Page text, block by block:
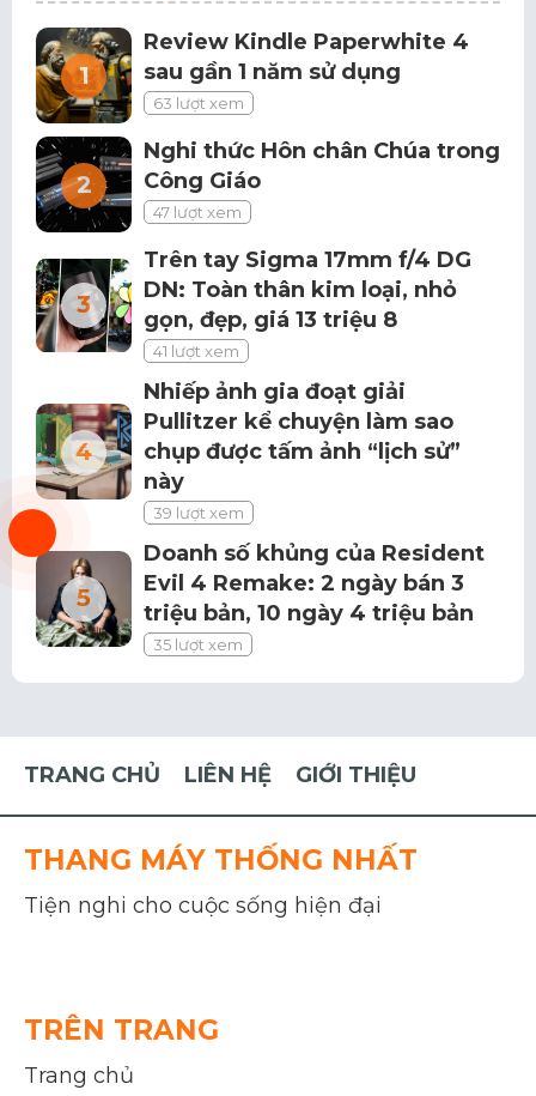
Review Kindle Paperwhite 4
sau gần 1 năm sử dụng
63 lượt xem
Nghi thức Hôn chân Chúa trong
Công Giáo
47 lượt xem
Trên tay Sigma 17mm f/4 DG
DN: Toàn thân kim loại, nhỏ
gọn, đẹp, giá 13 triệu 8
41 lượt xem
Nhiếp ảnh gia đoạt giải
Pullitzer kể chuyện làm sao
chụp được tấm ảnh “lịch sử”
này
39 lượt xem
Doanh số khủng của Resident
Evil 4 Remake: 2 ngày bán 3
triệu bản, 10 ngày 4 triệu bản
35 lượt xem
TRANG CHỦ LIÊN HỆ GIỚI THIỆU
THANG MÁY THỐNG NHẤT
Tiện nghi cho cuộc sống hiện đại
TRÊN TRANG
Trang chủ